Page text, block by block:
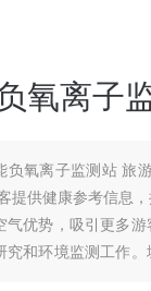
氧离子
负氧离子监测站 旅
提供健康参考信息
气优势，吸引更多
和环境监测工作